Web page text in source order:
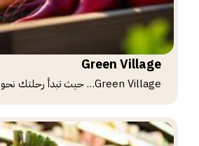
Green Village
Green Village… حيث تبدأ رحلتك نحو حياة أفضل!